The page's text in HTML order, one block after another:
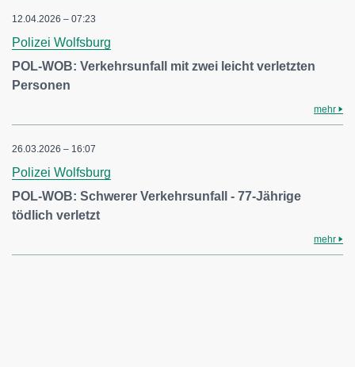
12.04.2026 – 07:23
Polizei Wolfsburg
POL-WOB: Verkehrsunfall mit zwei leicht verletzten
Personen
mehr
26.03.2026 – 16:07
Polizei Wolfsburg
POL-WOB: Schwerer Verkehrsunfall - 77-Jährige
tödlich verletzt
mehr